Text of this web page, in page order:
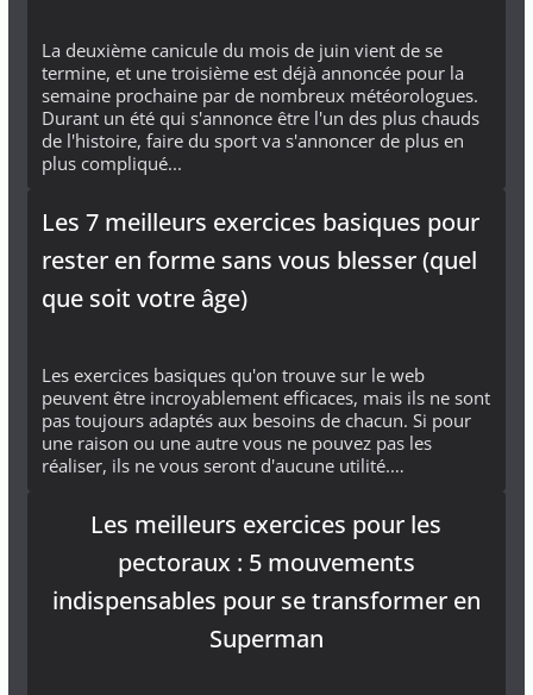
La deuxième canicule du mois de juin vient de se
termine, et une troisième est déjà annoncée pour la
semaine prochaine par de nombreux météorologues.
Durant un été qui s'annonce être l'un des plus chauds
de l'histoire, faire du sport va s'annoncer de plus en
plus compliqué...
Les 7 meilleurs exercices basiques pour
rester en forme sans vous blesser (quel
que soit votre âge)
Les exercices basiques qu'on trouve sur le web
peuvent être incroyablement efficaces, mais ils ne sont
pas toujours adaptés aux besoins de chacun. Si pour
une raison ou une autre vous ne pouvez pas les
réaliser, ils ne vous seront d'aucune utilité.…
Les meilleurs exercices pour les
pectoraux : 5 mouvements
indispensables pour se transformer en
Superman